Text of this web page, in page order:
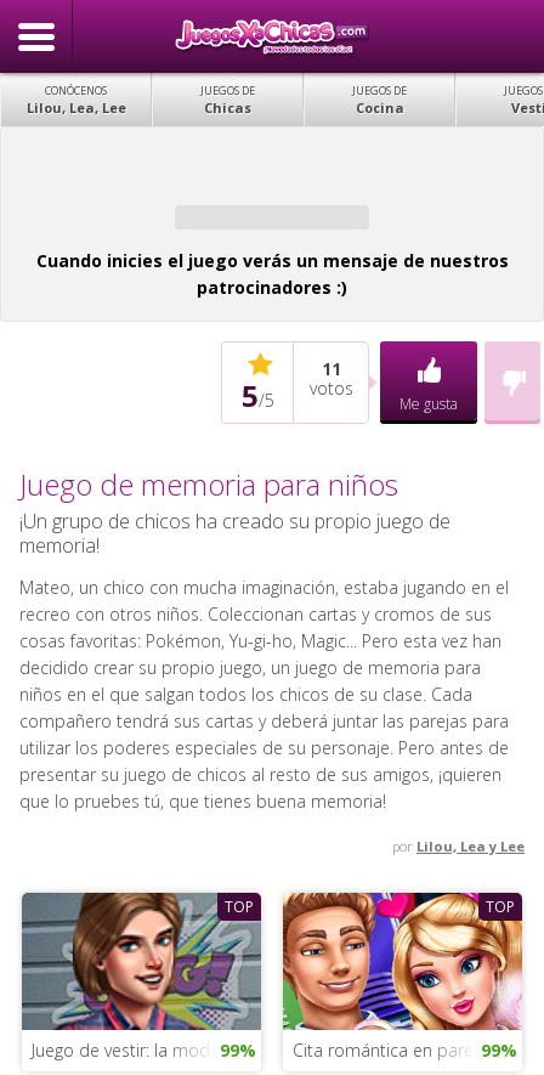
CONÓCENOS
Lilou, Lea, Lee
JUEGOS DE
Chicas
JUEGOS DE
Cocina
Cuando inicies el juego verás un mensaje de nuestros
patrocinadores :)
5/5
11
votos
Me gusta
Juego de memoria para niños
¡Un grupo de chicos ha creado su propio juego de
memoria!
Mateo, un chico con mucha imaginación, estaba jugando en el
recreo con otros niños. Coleccionan cartas y cromos de sus
cosas favoritas: Pokémon, Yu-gi-ho, Magic... Pero esta vez han
decidido crear su propio juego, un juego de memoria para
niños en el que salgan todos los chicos de su clase. Cada
compañero tendrá sus cartas y deberá juntar las parejas para
utilizar los poderes especiales de su personaje. Pero antes de
presentar su juego de chicos al resto de sus amigos, ¡quieren
que lo pruebes tú, que tienes buena memoria!
por Lilou, Lea y Lee
TOP
Juego de vestir: la moda en el instituto
99%
TOP
Cita romántica en parejas99%